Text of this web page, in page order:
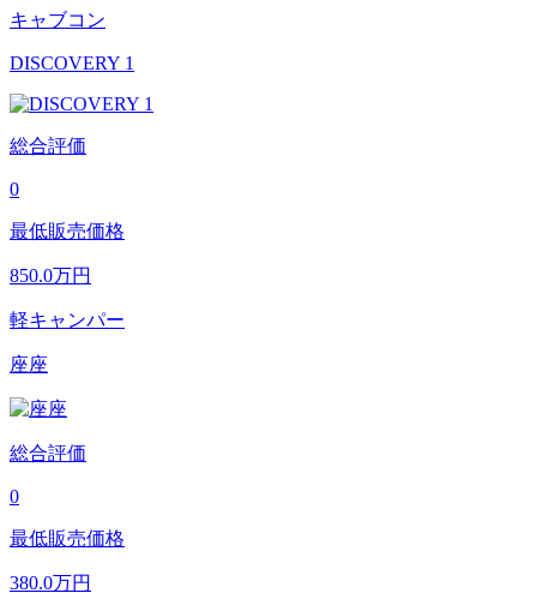
キャブコン
DISCOVERY 1
総合評価
0
最低販売価格
850.0万円
軽キャンパー
座座
総合評価
0
最低販売価格
380.0万円